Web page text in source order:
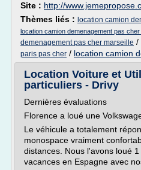
Site : http://
Thèmes liés : location camion
location camion demenagement pas
demenagement pas cher marseille /
paris pas cher / location camion
Location Voiture et
particuliers - Drivy
Dernières évaluations
Florence a loué une
Le véhicule a totalement
monospace vraiment
distances. Nous l'avons loué
vacances en Espagne avec